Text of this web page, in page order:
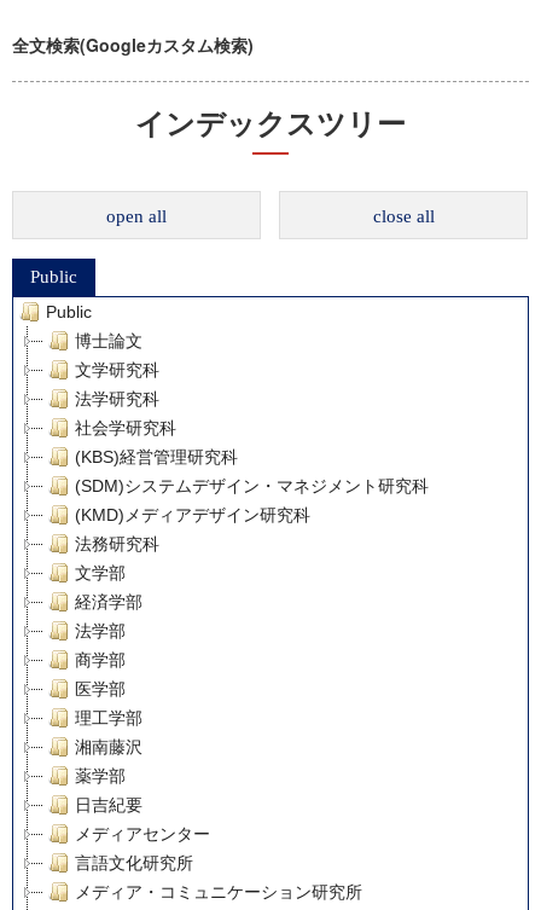
全文検索(Googleカスタム検索)
インデックスツリー
open all close all
Public
Public
博士論文
文学研究科
法学研究科
社会学研究科
(KBS)経営管理研究科
(SDM)システムデザイン・マネジメント研究科
(KMD)メディアデザイン研究科
法務研究科
文学部
経済学部
法学部
商学部
医学部
理工学部
湘南藤沢
薬学部
日吉紀要
メディアセンター
言語文化研究所
メディア・コミュニケーション研究所